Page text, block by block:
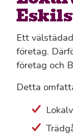
Ett
företag.
företag och
Detta